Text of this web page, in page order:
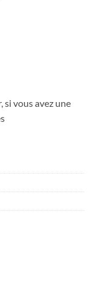
si vous avez une